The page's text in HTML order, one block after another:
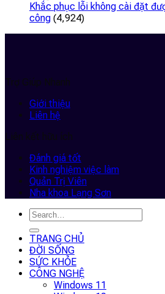
Khắc phục lỗi không cài đặt
công (4,924)
Trợ Giúp Nhanh
Giới thiệu
Liên hệ
Liên kết hữu ích
Đánh giá tốt
Kinh nghiệm việc làm
Quản Trị Viên
Nha khoa Lạng Sơn
TRANG CHỦ
ĐỜI SỐNG
SỨC KHỎE
CÔNG NGHỆ
Windows 11